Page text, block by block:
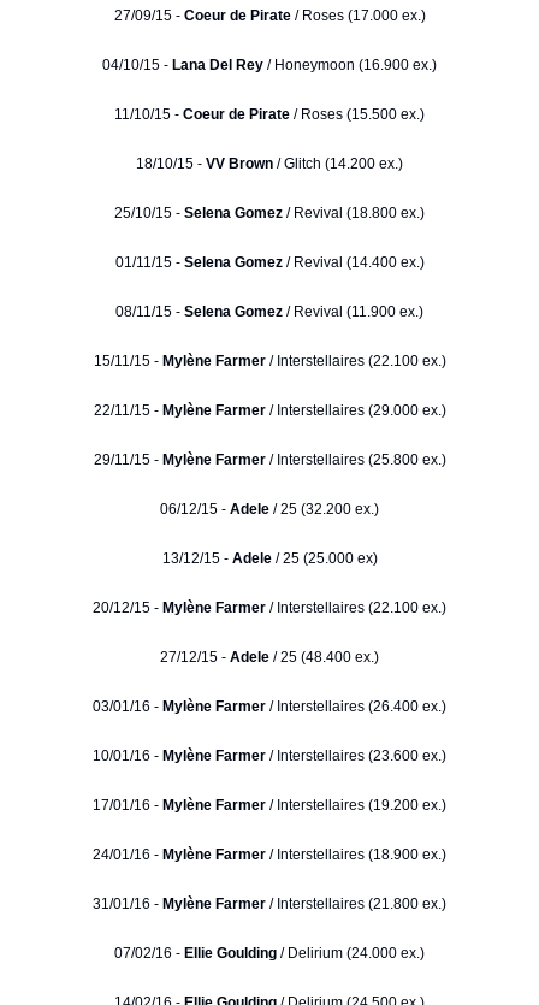
27/09/15 - Coeur de Pirate/ Roses (17.000 ex.)
04/10/15 - Lana Del Rey / Honeymoon (16.900 ex.)
11/10/15 - Coeur de Pirate / Roses (15.500 ex.)
18/10/15 - VV Brown / Glitch (14.200 ex.)
25/10/15 - Selena Gomez / Revival (18.800 ex.)
01/11/15 - Selena Gomez/ Revival (14.400 ex.)
08/11/15 - Selena Gomez / Revival (11.900 ex.)
15/11/15 - Mylène Farmer/ Interstellaires (22.100 ex.)
22/11/15 - Mylène Farmer/ Interstellaires (29.000 ex.)
29/11/15 - Mylène Farmer/ Interstellaires (25.800 ex.)
06/12/15 - Adele / 25 (32.200 ex.)
13/12/15 - Adele / 25 (25.000 ex)
20/12/15 - Mylène Farmer / Interstellaires (22.100 ex.)
27/12/15 - Adele / 25 (48.400 ex.)
03/01/16 - Mylène Farmer / Interstellaires (26.400 ex.)
10/01/16 - Mylène Farmer / Interstellaires (23.600 ex.)
17/01/16 - Mylène Farmer / Interstellaires (19.200 ex.)
24/01/16 - Mylène Farmer / Interstellaires (18.900 ex.)
31/01/16 - Mylène Farmer / Interstellaires (21.800 ex.)
07/02/16 - Ellie Goulding / Delirium (24.000 ex.)